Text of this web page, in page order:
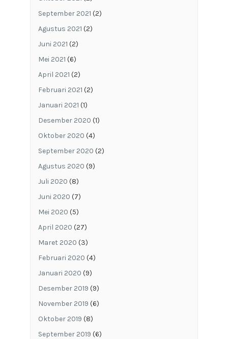
September 2021 (2)
Agustus 2021 (2)
Juni 2021 (2)
Mei 2021 (6)
April 2021 (2)
Februari 2021 (2)
Januari 2021 (1)
Desember 2020 (1)
Oktober 2020 (4)
September 2020 (2)
Agustus 2020 (9)
Juli 2020 (8)
Juni 2020 (7)
Mei 2020 (5)
April 2020 (27)
Maret 2020 (3)
Februari 2020 (4)
Januari 2020 (9)
Desember 2019 (9)
November 2019 (6)
Oktober 2019 (8)
September 2019 (6)